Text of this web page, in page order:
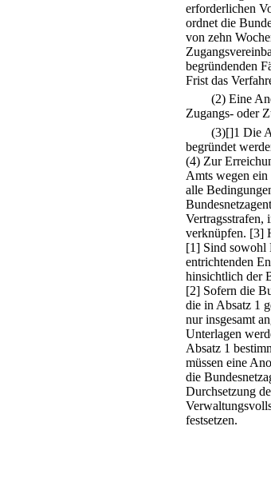
erforderlichen
ordnet die
von zehn
begründenden
Frist das
(2) Eine
Zugangs- oder
(3)[]1 Die
begründet
(4) Zur
Amts wegen
alle
verknüpfen. [3]
[1] Sind sowohl
entrichtenden
hinsichtlich der
[2] Sofern die
die in Absatz 1
nur insgesamt
Unterlagen
Absatz 1
müssen eine
die
Durchsetzung
festsetzen.